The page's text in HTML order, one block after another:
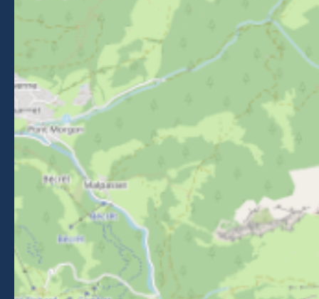
Reizen naar Morzine
VOLG ONS
Volg ons op Facebook
Volg ons op Instagram
Volg ons op Youtube
Volg ons op Tiktok
NEWSLETTER
Blijf op de hoogte van evenementen, nieuws en tips in
Morzine.
Nieuwsbrief
Brochures Perszaal
Classificatie van gemeubileerde accommodatie